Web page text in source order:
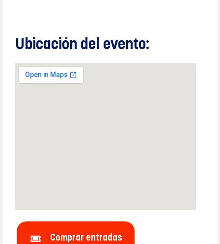
Ubicación del evento:
Comprar entradas